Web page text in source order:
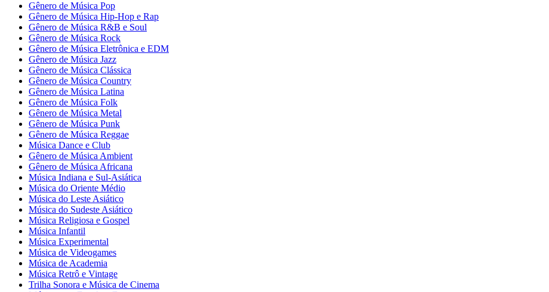
Gênero de Música Pop
Gênero de Música Hip-Hop e Rap
Gênero de Música R&B e Soul
Gênero de Música Rock
Gênero de Música Eletrônica e EDM
Gênero de Música Jazz
Gênero de Música Clássica
Gênero de Música Country
Gênero de Música Latina
Gênero de Música Folk
Gênero de Música Metal
Gênero de Música Punk
Gênero de Música Reggae
Música Dance e Club
Gênero de Música Ambient
Gênero de Música Africana
Música Indiana e Sul-Asiática
Música do Oriente Médio
Música do Leste Asiático
Música do Sudeste Asiático
Música Religiosa e Gospel
Música Infantil
Música Experimental
Música de Videogames
Música de Academia
Música Retrô e Vintage
Trilha Sonora e Música de Cinema